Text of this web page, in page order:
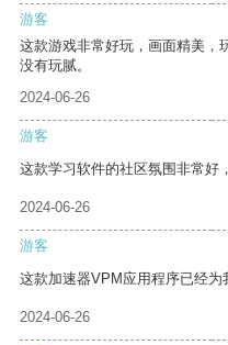
游客
这款游戏非常好玩，画面精美，
没有玩腻。
2024-06-26
游客
这款学习软件的社区氛围非常好
2024-06-26
游客
这款加速器VPM应用程序已经为
2024-06-26